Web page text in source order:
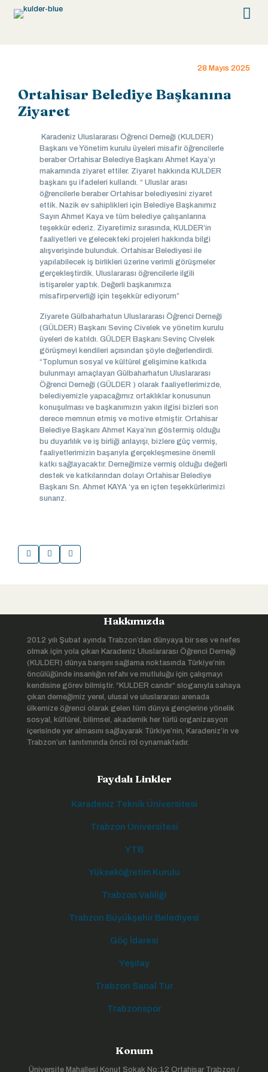
28 Mayıs 2025
Ortahisar Belediye Başkanına
Ziyaret
Karadeniz Uluslararası Öğrenci Derneği (KULDER)
Başkanı ve Yönetim kurulu üyeleri misafir öğrencilerle
beraber Ortahisar Belediye Başkanı Ahmet Kaya’yı
makamında ziyaret ettiler. Ziyaret hakkında KULDER
başkanı şu ifadeleri kullandı. “ Uluslar arası
öğrencilerle beraber Ortahisar belediyesini ziyaret
ettik. Nazik ev sahiplikleri için Belediye Başkanımız
Sayın Ahmet Kaya ve tüm belediye çalışanlarına
teşekkür ederiz. Ziyaretimiz sırasında, KULDER’in
faaliyetleri ve gelecekteki projeleri hakkında bilgi
alışverişinde bulunduk. Ortahisar Belediyesi ile
yapılabilecek iş birlikleri üzerine verimli görüşmeler
gerçekleştirdik. Uluslararası öğrencilerle ilgili
istişareler yaptık. Değerli başkanımıza
misafirperverliği için teşekkür ediyorum”
Ziyarete Gülbaharhatun Uluslararası Öğrenci Derneği
(GÜLDER) Başkanı Sevinç Civelek ve yönetim kurulu
üyeleri de katıldı. GÜLDER Başkanı Sevinç Civelek
görüşmeyi kendileri açısından şöyle değerlendirdi.
“Toplumun sosyal ve kültürel gelişimine katkıda
bulunmayı amaçlayan Gülbaharhatun Uluslararası
Öğrenci Derneği (GÜLDER ) olarak faaliyetlerimizde,
belediyemizle yapacağımız ortaklıklar konusunun
konuşulması ve başkanımızın yakın ilgisi bizleri son
derece memnun etmiş ve motive etmiştir. Ortahisar
Belediye Başkanı Ahmet Kaya’nın göstermiş olduğu
bu duyarlılık ve iş birliği anlayışı, bizlere güç vermiş,
faaliyetlerimizin başarıyla gerçekleşmesine önemli
katkı sağlayacaktır. Derneğimize vermiş olduğu değerli
destek ve katkılarından dolayı Ortahisar Belediye
Başkanı Sn. Ahmet KAYA ‘ya en içten teşekkürlerimizi
sunarız.
Hakkımızda
2012 yılı Şubat ayında Trabzon’dan dünyaya bir ses ve nefes
olmak için yola çıkan Karadeniz Uluslararası Öğrenci Derneği
(KULDER) dünya barışını sağlama noktasında Türkiye’nin
öncülüğünde insanlığın refahı ve mutluluğu için çalışmayı
kendisine görev bilmiştir. “KULDER candır“ sloganıyla sahaya
çıkan derneğimiz yerel, ulusal ve uluslararası arenada
ülkemize öğrenci olarak gelen tüm dünya gençlerine yönelik
sosyal, kültürel, bilimsel, akademik her türlü organizasyon
içerisinde yer almasını sağlayarak Türkiye’nin, Karadeniz’in ve
Trabzon’un tanıtımında öncü rol oynamaktadır.
Faydalı Linkler
Karadeniz Teknik Üniversitesi
Trabzon Üniversitesi
YTB
Yükseköğretim Kurulu
Trabzon Valiliği
Trabzon Büyükşehir Belediyesi
Göç İdaresi
Yeşilay
Trabzon Sanal Tur
Trabzonspor
Konum
Üniversite Mahallesi Konut Sokak No:12 Ortahisar Trabzon /